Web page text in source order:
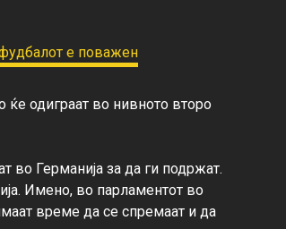
ќе одиграат во нивното второ
во Германија за да ги подржат.
Имено, во парламентот во
време да се спремаат и да